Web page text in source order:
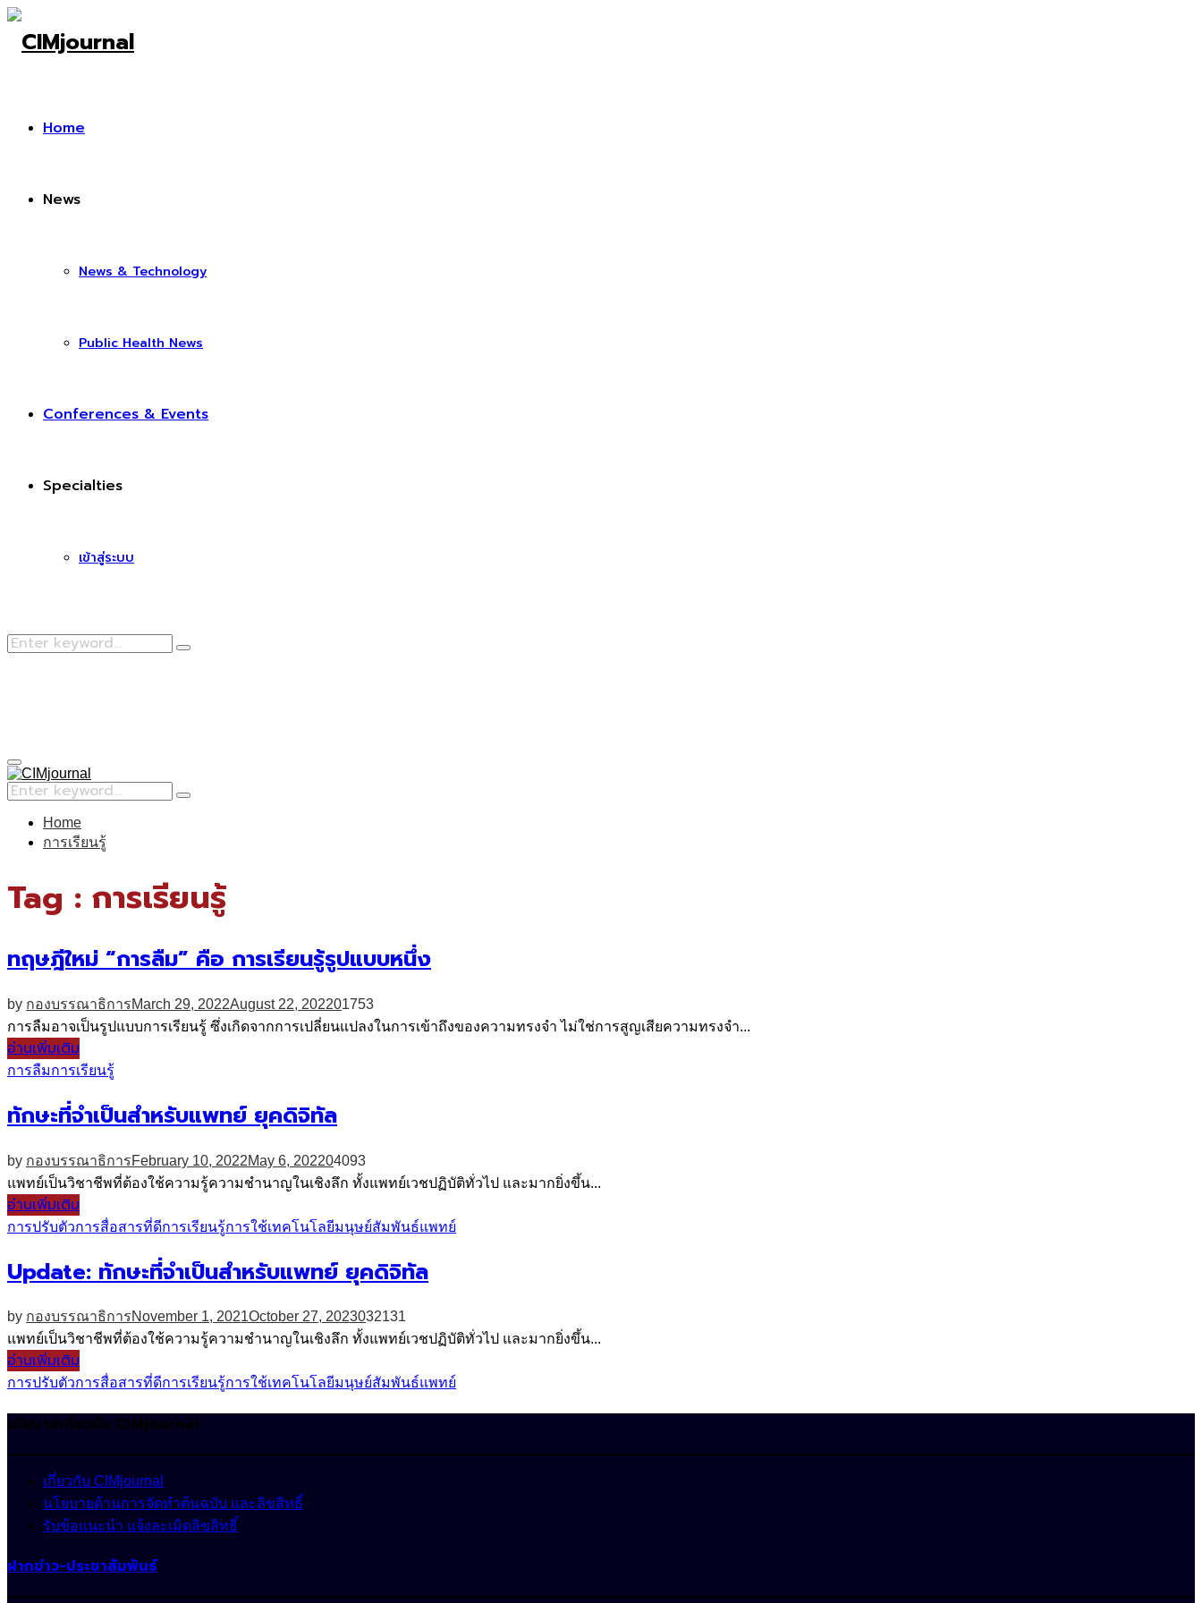
Home
News
News & Technology
Public Health News
Conferences & Events
Specialties
เข้าสู่ระบบ
Search
Search
Primary
Menu
Search
for:
Search
Home
การเรียนรู้
Tag : การเรียนรู้
ทฤษฎีใหม่ “การลืม” คือ การเรียนรู้รูปแบบหนึ่ง
by กองบรรณาธิการMarch 29, 2022August 22, 202201753
การลืมอาจเป็นรูปแบบการเรียนรู้ ซึ่งเกิดจากการเปลี่ยนแปลงในการเข้าถึงของความทรงจำ ไม่ใช่การสูญเสียความทรงจำ...
อ่านเพิ่มเติม
การลืมการเรียนรู้
ทักษะที่จำเป็นสำหรับแพทย์ ยุคดิจิทัล
by กองบรรณาธิการFebruary 10, 2022May 6, 202204093
แพทย์เป็นวิชาชีพที่ต้องใช้ความรู้ความชำนาญในเชิงลึก ทั้งแพทย์เวชปฏิบัติทั่วไป และมากยิ่งขึ้น...
อ่านเพิ่มเติม
การปรับตัวการสื่อสารที่ดีการเรียนรู้การใช้เทคโนโลยีมนุษย์สัมพันธ์แพทย์
Update: ทักษะที่จำเป็นสำหรับแพทย์ ยุคดิจิทัล
by กองบรรณาธิการNovember 1, 2021October 27, 2023032131
แพทย์เป็นวิชาชีพที่ต้องใช้ความรู้ความชำนาญในเชิงลึก ทั้งแพทย์เวชปฏิบัติทั่วไป และมากยิ่งขึ้น...
อ่านเพิ่มเติม
การปรับตัวการสื่อสารที่ดีการเรียนรู้การใช้เทคโนโลยีมนุษย์สัมพันธ์แพทย์
นโยบายเกี่ยวกับ CIMjournal
เกี่ยวกับ CIMjournal
นโยบายด้านการจัดทำต้นฉบับ และลิขสิทธิ์
รับข้อแนะนำ แจ้งละเมิดลิขสิทธิ์
ฝากข่าว-ประชาสัมพันธ์